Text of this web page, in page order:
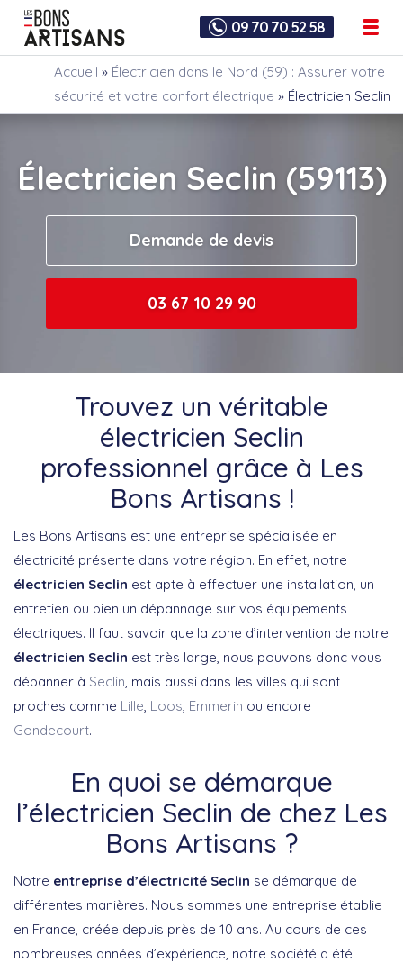
09 70 70 52 58
Accueil » Électricien dans le Nord (59) : Assurer votre
sécurité et votre confort électrique » Électricien Seclin
Électricien Seclin (59113)
Demande de devis
03 67 10 29 90
Trouvez un véritable
électricien Seclin
professionnel grâce à Les
Bons Artisans !
Les Bons Artisans est une entreprise spécialisée en
électricité présente dans votre région. En effet, notre
électricien Seclin est apte à effectuer une installation, un
entretien ou bien un dépannage sur vos équipements
électriques. Il faut savoir que la zone d’intervention de notre
électricien Seclin est très large, nous pouvons donc vous
dépanner à Seclin , mais aussi dans les villes qui sont
proches comme Lille Loos Emmerin ou encore
Gondecourt.
En quoi se démarque
l’électricien Seclin de chez Les
Bons Artisans ?
Notre entreprise d’électricité Seclin se démarque de
différentes manières. Nous sommes une entreprise établie
en France, créée depuis près de 10 ans. Au cours de ces
nombreuses années d’expérience, notre société a été